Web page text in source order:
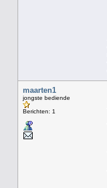
maarten1
jongste bediende
Berichten: 1